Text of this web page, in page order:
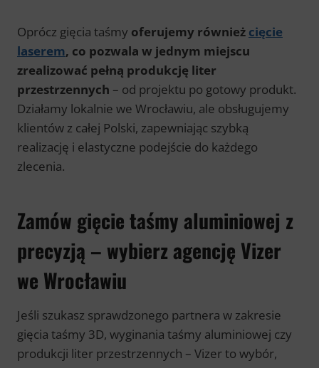
Oprócz gięcia taśmy oferujemy również cięcie
laserem, co pozwala w jednym miejscu
zrealizować pełną produkcję liter
przestrzennych – od projektu po gotowy produkt.
Działamy lokalnie we Wrocławiu, ale obsługujemy
klientów z całej Polski, zapewniając szybką
realizację i elastyczne podejście do każdego
zlecenia.
Zamów gięcie taśmy aluminiowej z
precyzją – wybierz agencję Vizer
we Wrocławiu
Jeśli szukasz sprawdzonego partnera w zakresie
gięcia taśmy 3D, wyginania taśmy aluminiowej czy
produkcji liter przestrzennych – Vizer to wybór,